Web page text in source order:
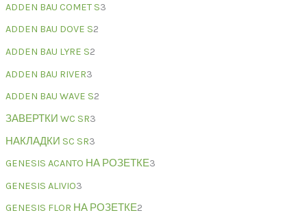
ADDEN BAU COMET S3
ADDEN BAU DOVE S2
ADDEN BAU LYRE S2
ADDEN BAU RIVER3
ADDEN BAU WAVE S2
ЗАВЕРТКИ WC SR3
НАКЛАДКИ SC SR3
GENESIS ACANTO НА РОЗЕТКЕ3
GENESIS ALIVIO3
GENESIS FLOR НА РОЗЕТКЕ2